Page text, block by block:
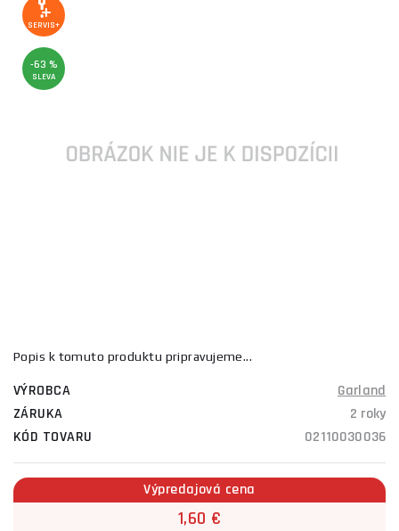
SERVIS+
-63 %
SLEVA
Popis k tomuto produktu pripravujeme...
VÝROBCA
Garland
ZÁRUKA
2 roky
KÓD TOVARU
02110030036
Výpredajová cena
1,60 €